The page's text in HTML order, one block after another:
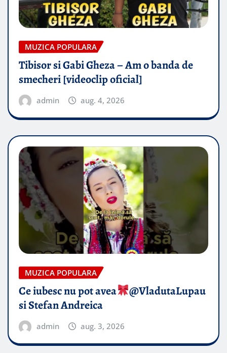
MUZICA POPULARA
Tibisor si Gabi Gheza – Am o banda de
smecheri [videoclip oficial]
admin aug. 4, 2026
MUZICA POPULARA
Ce iubesc nu pot avea
​@VladutaLupau
si Stefan Andreica
admin aug. 3, 2026